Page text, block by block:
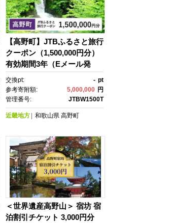
【高野町】JTBふるさと旅行
クーポン（1,500,000円分）
有効期間3年（Eメール発
行）｜旅行 トラベル 予約 国
内旅行 JTB 宿泊 観光 体
験 旅行券 宿泊券 旅行予
供 子連れ カップル 家族 人
頭 オンライン ネット予約 電
話 有効期間3年
交換pt: - pt
参考寄附額:
5,000,000 円
管理番号:
JTBW1500T
近畿地方 和歌山県 高野町
＜世界遺産高野山＞ 宿坊 宿
泊割引チケット 3,000円分